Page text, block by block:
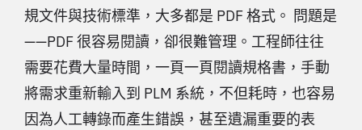
規文件與技術標準，大多都是 PDF 格式。 問題是
——PDF 很容易閱讀，卻很難管理。工程師往往
需要花費大量時間，一頁一頁閱讀規格書，手動
將需求重新輸入到 PLM 系統，不但耗時，也容易
因為人工轉錄而產生錯誤，甚至遺漏重要的表